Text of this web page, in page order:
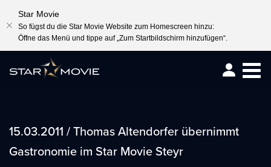
15.03.2011 / Thomas Altendorfer übernimmt
Gastronomie im Star Movie Steyr
Star Movie
So fügst du die Star Movie Website zum Homescreen hinzu:
Öffne das Menü und tippe auf „Zum Startbildschirm hinzufügen“.